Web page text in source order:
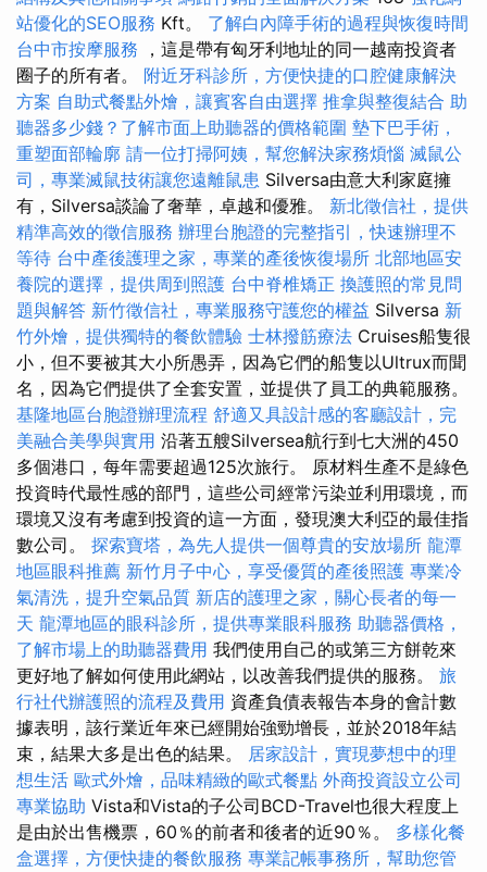
站優化的SEO服務 Kft。 了解白內障手術的過程與恢復時間
台中市按摩服務
，這是帶有匈牙利地址的同一越南投資者
圈子的所有者。 附近牙科診所，方便快捷的口腔健康解決
方案 自助式餐點外燴，讓賓客自由選擇 推拿與整復結合 助
聽器多少錢？了解市面上助聽器的價格範圍 墊下巴手術，
重塑面部輪廓 請一位打掃阿姨，幫您解決家務煩惱 滅鼠公
司，專業滅鼠技術讓您遠離鼠患 Silversa由意大利家庭擁
有，Silversa談論了奢華，卓越和優雅。 新北徵信社，提供
精準高效的徵信服務 辦理台胞證的完整指引，快速辦理不
等待 台中產後護理之家，專業的產後恢復場所 北部地區安
養院的選擇，提供周到照護 台中脊椎矯正 換護照的常見問
題與解答 新竹徵信社，專業服務守護您的權益 Silversa 新
竹外燴，提供獨特的餐飲體驗 士林撥筋療法 Cruises船隻很
小，但不要被其大小所愚弄，因為它們的船隻以Ultrux而聞
名，因為它們提供了全套安置，並提供了員工的典範服務。
基隆地區台胞證辦理流程 舒適又具設計感的客廳設計，完
美融合美學與實用 沿著五艘Silversea航行到七大洲的450
多個港口，每年需要超過125次旅行。 原材料生產不是綠色
投資時代最性感的部門，這些公司經常污染並利用環境，而
環境又沒有考慮到投資的這一方面，發現澳大利亞的最佳指
數公司。 探索寶塔，為先人提供一個尊貴的安放場所 龍潭
地區眼科推薦 新竹月子中心，享受優質的產後照護 專業冷
氣清洗，提升空氣品質 新店的護理之家，關心長者的每一
天 龍潭地區的眼科診所，提供專業眼科服務 助聽器價格，
了解市場上的助聽器費用 我們使用自己的或第三方餅乾來
更好地了解如何使用此網站，以改善我們提供的服務。 旅
行社代辦護照的流程及費用 資產負債表報告本身的會計數
據表明，該行業近年來已經開始強勁增長，並於2018年結
束，結果大多是出色的結果。 居家設計，實現夢想中的理
想生活 歐式外燴，品味精緻的歐式餐點 外商投資設立公司
專業協助 Vista和Vista的子公司BCD-Travel也很大程度上
是由於出售機票，60％的前者和後者的近90％。 多樣化餐
盒選擇，方便快捷的餐飲服務 專業記帳事務所，幫助您管